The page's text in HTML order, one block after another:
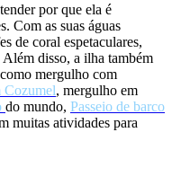
por que ela é
Com as suas águas
de coral espetaculares,
disso, a ilha também
mergulho com
Cozumel, mergulho em
do mundo, Passeio de barco
muitas atividades para